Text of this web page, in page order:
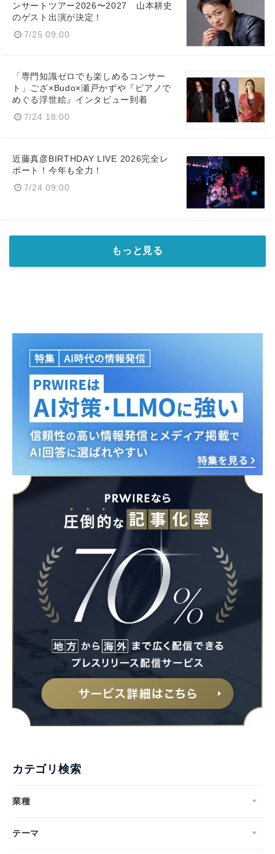
ンサートツアー2026〜2027 山本耕史
のゲスト出演が決定！
7/25 09:00
「専門知識ゼロでも楽しめるコンサー
ト」ござ×Budo×瀬戸かずや『ピアノで
めぐる浮世絵』インタビュー到着
7/24 18:00
近藤真彦BIRTHDAY LIVE 2026完全レ
ポート！今年も全力！
7/24 09:00
もっと見る
カテゴリ検索
業種
テーマ